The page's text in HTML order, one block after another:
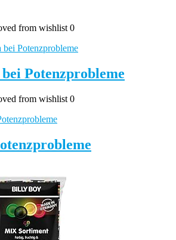
from wishlist 0
Potenzprobleme
from wishlist 0